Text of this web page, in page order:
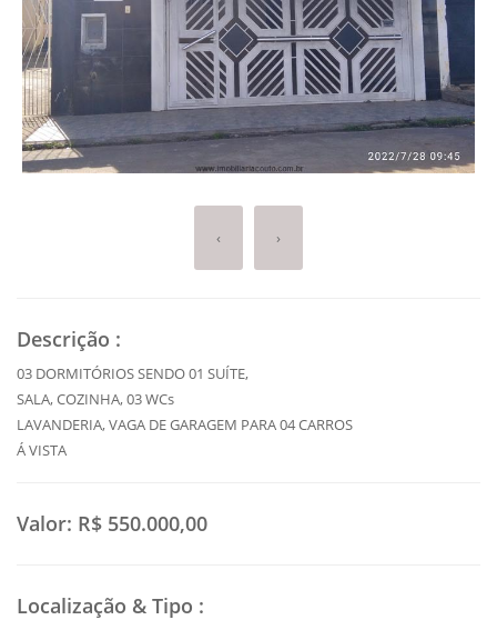
‹ ›
Descrição :
03 DORMITÓRIOS SENDO 01 SUÍTE,
SALA, COZINHA, 03 WCs
LAVANDERIA, VAGA DE GARAGEM PARA 04 CARROS
Á VISTA
Valor: R$ 550.000,00
Localização & Tipo :